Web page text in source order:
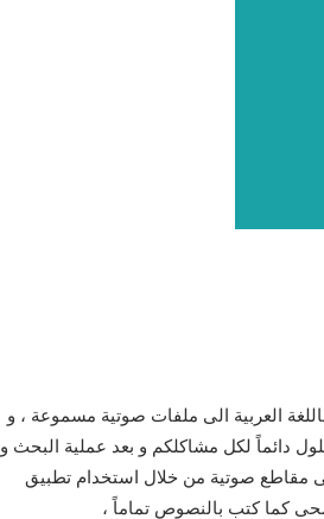
العربية الى ملفات صوتية مسموعة ، و
دائماً لكل مشاكلكم و بعد عملية البحث و
مقاطع صوتية من خلال استخدام تطبيق
كما كتب بالنصوص تماماً ،